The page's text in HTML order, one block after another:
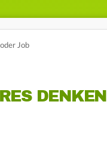
Job
DENKEN